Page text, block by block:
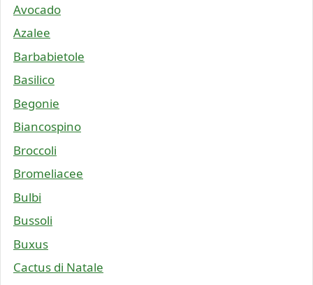
Avocado
Azalee
Barbabietole
Basilico
Begonie
Biancospino
Broccoli
Bromeliacee
Bulbi
Bussoli
Buxus
Cactus di Natale